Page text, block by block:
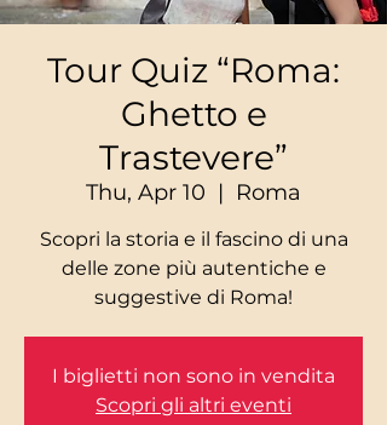
Tour Quiz “Roma:
Ghetto e
Trastevere”
Thu, Apr 10
  |
Roma
Scopri la storia e il fascino di una
delle zone più autentiche e
I biglietti non sono in vendita
Scopri gli altri eventi